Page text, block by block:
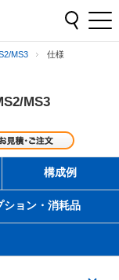
MS3 仕様
MS3
構成例
ション・消耗品